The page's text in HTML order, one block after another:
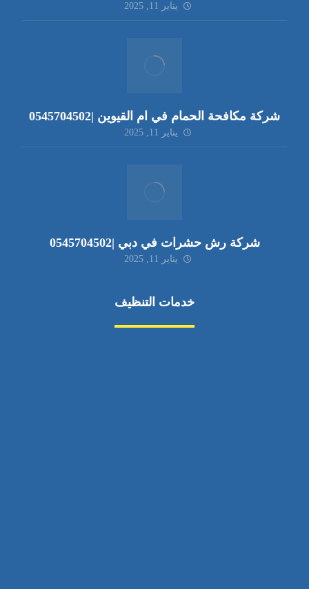
يناير 11, 2025
شركة مكافحة الحمام في ام القيوين |0545704502
يناير 11, 2025
شركة رش حشرات في دبي |0545704502
يناير 11, 2025
خدمات التنظيف